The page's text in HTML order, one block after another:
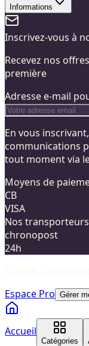
Informations
Inscrivez-vous à
Recevez nos
première
Adresse e-mail
En vous
communications
tout moment via
Moyens de
CB
VISA
Nos transporteurs
chronopost
24h
© 2026 Cloud
Espace Pro Gérer
Accueil
Catégories